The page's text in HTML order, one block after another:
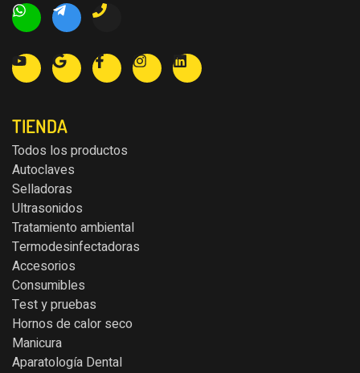
TIENDA
Todos los productos
Autoclaves
Selladoras
Ultrasonidos
Tratamiento ambiental
Termodesinfectadoras
Accesorios
Consumibles
Test y pruebas
Hornos de calor seco
Manicura
Aparatología Dental